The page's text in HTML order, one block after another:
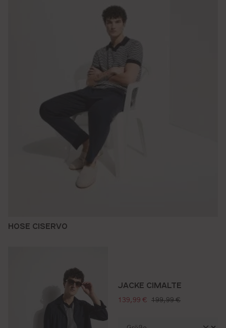
HOSE CISERVO
JACKE CIMALTE
verkaufspreis:
139,99 € regulärer preis:
199,99 €